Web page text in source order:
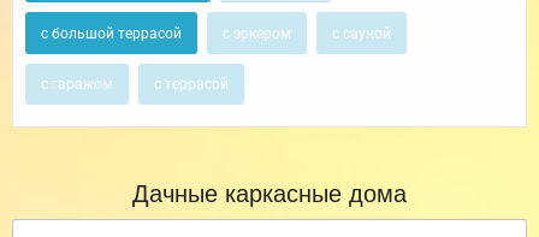
с большой террасой с эркером с сауной
с гаражом с террасой
Дачные каркасные дома